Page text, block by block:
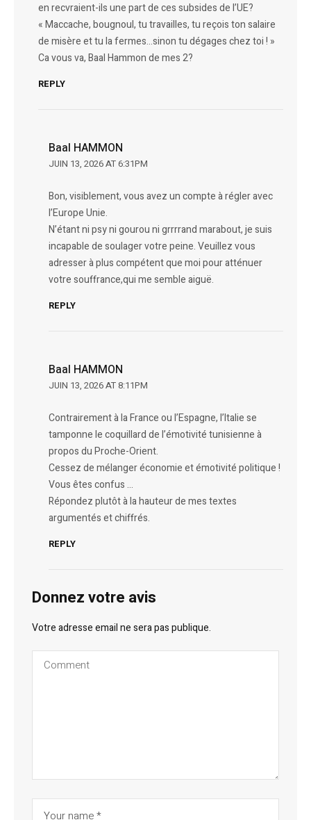
en recvraient-ils une part de ces subsides de l’UE?
« Maccache, bougnoul, tu travailles, tu reçois ton salaire
de misère et tu la fermes…sinon tu dégages chez toi ! »
Ca vous va, Baal Hammon de mes 2?
REPLY
Baal HAMMON
JUIN 13, 2026 AT 6:31PM
Bon, visiblement, vous avez un compte à régler avec
l’Europe Unie.
N’étant ni psy ni gourou ni grrrrand marabout, je suis
incapable de soulager votre peine. Veuillez vous
adresser à plus compétent que moi pour atténuer
votre souffrance,qui me semble aiguë.
REPLY
Baal HAMMON
JUIN 13, 2026 AT 8:11PM
Contrairement à la France ou l’Espagne, l’Italie se
tamponne le coquillard de l’émotivité tunisienne à
propos du Proche-Orient.
Cessez de mélanger économie et émotivité politique !
Vous êtes confus …
Répondez plutôt à la hauteur de mes textes
argumentés et chiffrés.
REPLY
Donnez votre avis
Votre adresse email ne sera pas publique.